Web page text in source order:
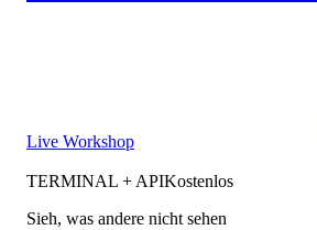
Live Workshop
TERMINAL + APIKostenlos
Sieh, was andere nicht sehen